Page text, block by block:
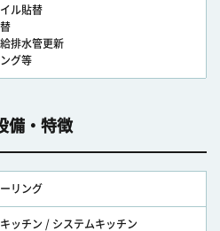
ル貼替
排水管更新
グ等
備・特徴
リング
ッチン / システムキッチン